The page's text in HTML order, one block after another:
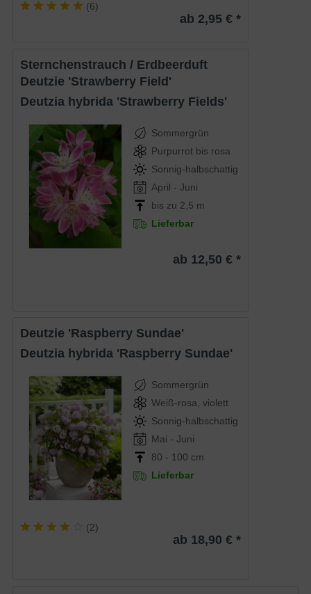
(6)
ab 2,95 € *
Sternchenstrauch / Erdbeerduft
Deutzie 'Strawberry Field'
Deutzia hybrida 'Strawberry Fields'
Sommergrün
Purpurrot bis rosa
Sonnig-halbschattig
April - Juni
bis zu 2,5 m
Lieferbar
ab 12,50 € *
Deutzie 'Raspberry Sundae'
Deutzia hybrida 'Raspberry Sundae'
Sommergrün
Weiß-rosa, violett
Sonnig-halbschattig
Mai - Juni
80 - 100 cm
Lieferbar
(2)
ab 18,90 € *